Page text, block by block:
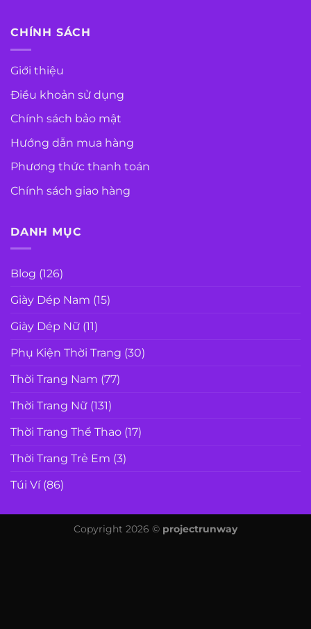
CHÍNH SÁCH
Giới thiệu
Điều khoản sử dụng
Chính sách bảo mật
Hướng dẫn mua hàng
Phương thức thanh toán
Chính sách giao hàng
DANH MỤC
Blog (126)
Giày Dép Nam (15)
Giày Dép Nữ (11)
Phụ Kiện Thời Trang (30)
Thời Trang Nam (77)
Thời Trang Nữ (131)
Thời Trang Thể Thao (17)
Thời Trang Trẻ Em (3)
Túi Ví(86)
Copyright 2026 © projectrunway